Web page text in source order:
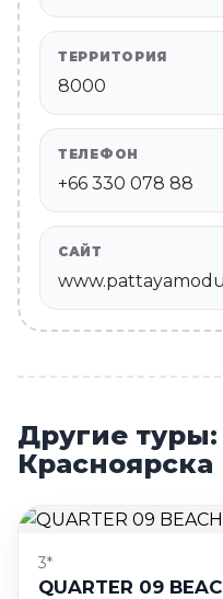
ТЕРРИТОРИЯ
8000
ТЕЛЕФОН
+66 330 078 88
САЙТ
Другие туры:
Красноярска
3*
QUARTER 09